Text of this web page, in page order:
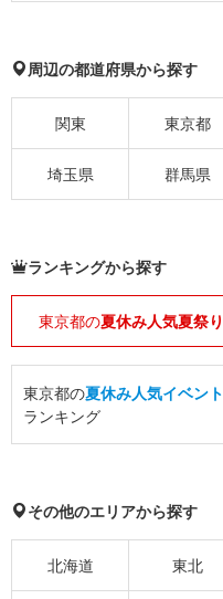
周辺の都道府県から探す
関東 東京都
埼玉県 群馬県
ランキングから探す
東京都の夏休み人気夏祭り
東京都の夏休み人気イベント
ランキング
その他のエリアから探す
北海道 東北